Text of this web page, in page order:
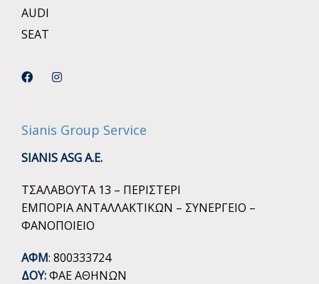
AUDI
SEAT
Sianis Group Service
SIANIS ASG A.E.
ΤΣΑΛΑΒΟΥΤΑ 13 – ΠΕΡΙΣΤΕΡΙ
ΕΜΠΟΡΙΑ ΑΝΤΑΛΛΑΚΤΙΚΩΝ – ΣΥΝΕΡΓΕΙΟ –
ΦΑΝΟΠΟΙΕΙΟ
ΑΦΜ: 800333724
ΔΟΥ:ΦΑΕ ΑΘΗΝΩΝ